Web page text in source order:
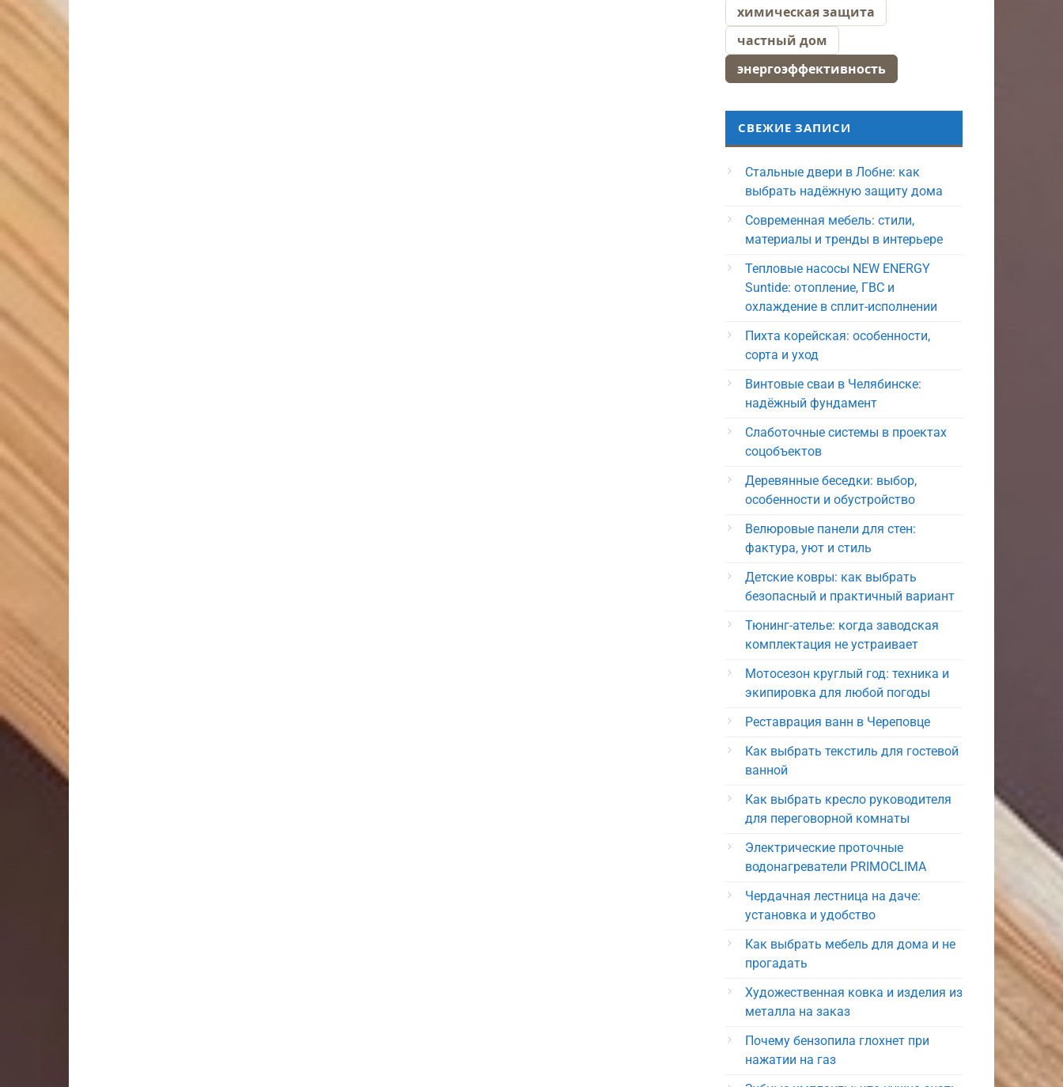
химическая защита
частный дом
энергоэффективность
СВЕЖИЕ ЗАПИСИ
Стальные двери в Лобне: как
выбрать надёжную защиту дома
Современная мебель: стили,
материалы и тренды в интерьере
Тепловые насосы NEW ENERGY
Suntide: отопление, ГВС и
охлаждение в сплит-исполнении
Пихта корейская: особенности,
сорта и уход
Винтовые сваи в Челябинске:
надёжный фундамент
Слаботочные системы в проектах
соцобъектов
Деревянные беседки: выбор,
особенности и обустройство
Велюровые панели для стен:
фактура, уют и стиль
Детские ковры: как выбрать
безопасный и практичный вариант
Тюнинг-ателье: когда заводская
комплектация не устраивает
Мотосезон круглый год: техника и
экипировка для любой погоды
Реставрация ванн в Череповце
Как выбрать текстиль для гостевой
ванной
Как выбрать кресло руководителя
для переговорной комнаты
Электрические проточные
водонагреватели PRIMOCLIMA
Чердачная лестница на даче:
установка и удобство
Как выбрать мебель для дома и не
прогадать
Художественная ковка и изделия из
металла на заказ
Почему бензопила глохнет при
нажатии на газ